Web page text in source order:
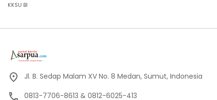
KKSU BI
Jl. B. Sedap Malam XV No. 8 Medan, Sumut, Indonesia
0813-7706-8613 & 0812-6025-413